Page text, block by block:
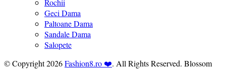
Rochii
Geci Dama
Paltoane Dama
Sandale Dama
Salopete
© Copyright 2026Fashion8.ro ❤️. All Rights Reserved. Blossom